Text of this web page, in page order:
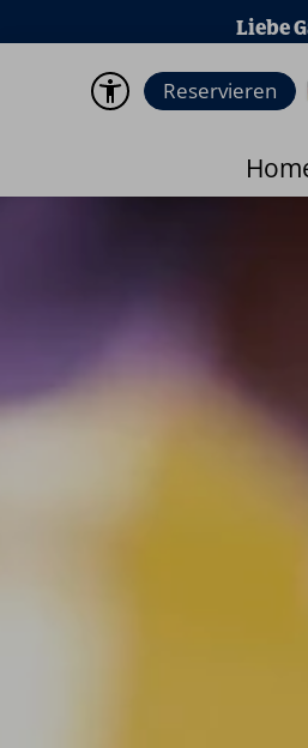
wir feststellen, dass
Reservieren